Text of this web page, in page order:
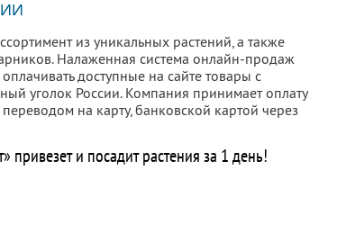
из уникальных растений, а также
Налаженная система онлайн-продаж
доступные на сайте товары с
уголок России. Компания принимает оплату
на карту, банковской картой через
привезет и посадит растения за 1 день!